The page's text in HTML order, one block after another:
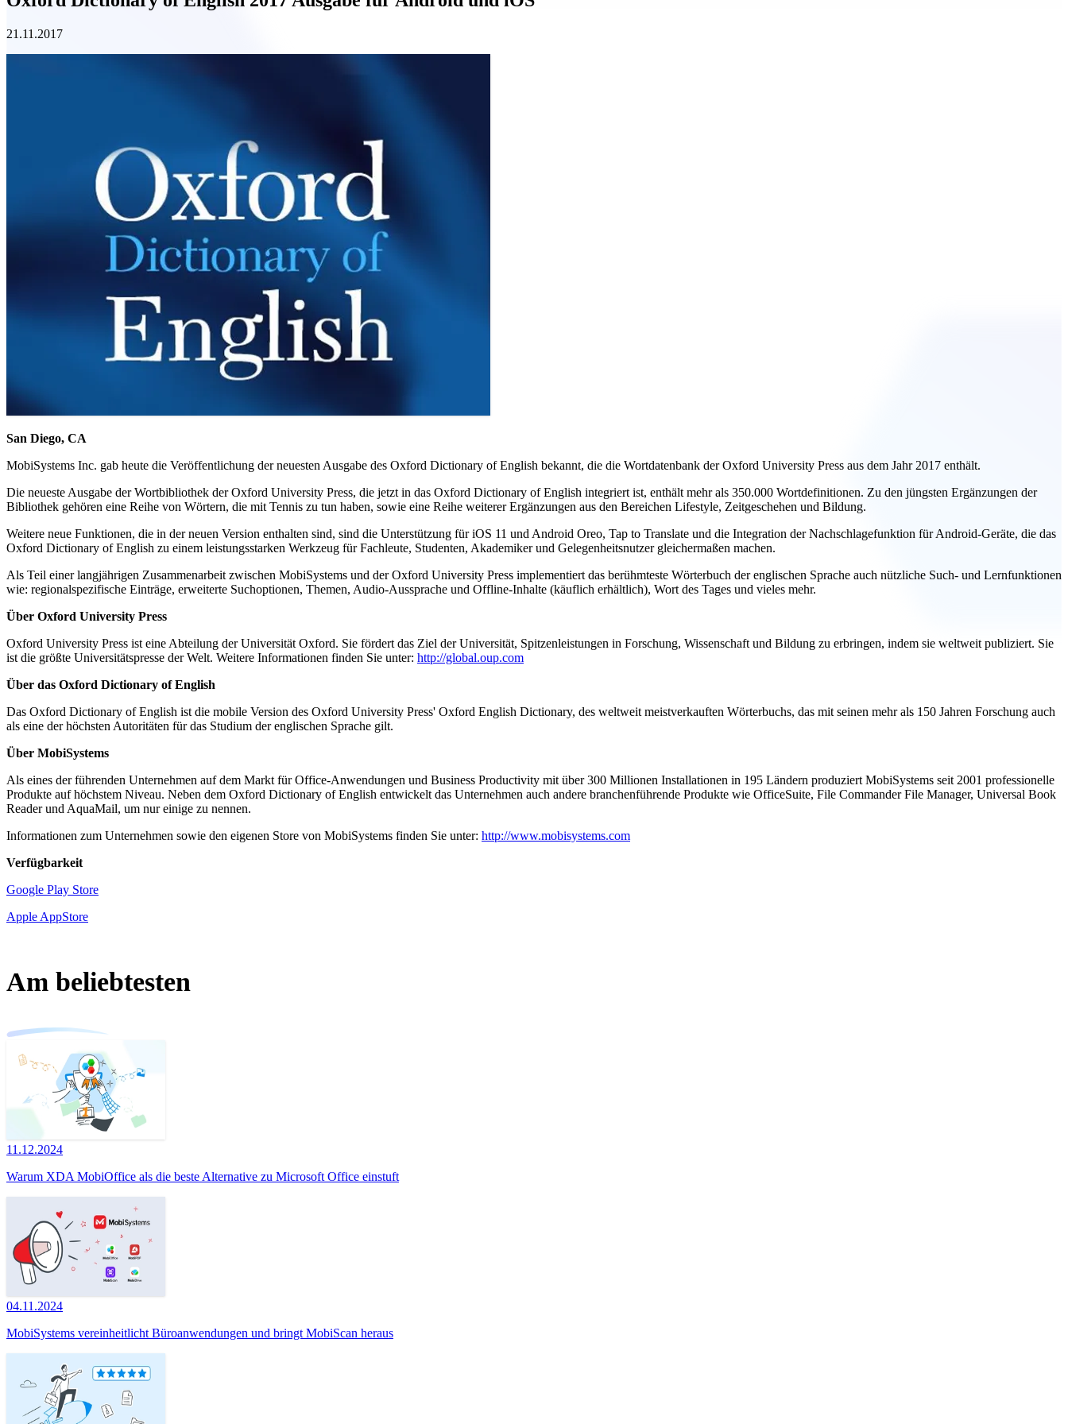
21.11.2017
San Diego, CA
MobiSystems Inc. gab heute die Veröffentlichung der neuesten Ausgabe des Oxford Dictionary of English bekannt, die die Wortdatenbank der Oxford University Press aus dem Jahr 2017 enthält.
Die neueste Ausgabe der Wortbibliothek der Oxford University Press, die jetzt in das Oxford Dictionary of English integriert ist, enthält mehr als 350.000 Wortdefinitionen. Zu den jüngsten Ergänzungen der
Bibliothek gehören eine Reihe von Wörtern, die mit Tennis zu tun haben, sowie eine Reihe weiterer Ergänzungen aus den Bereichen Lifestyle, Zeitgeschehen und Bildung.
Weitere neue Funktionen, die in der neuen Version enthalten sind, sind die Unterstützung für iOS 11 und Android Oreo, Tap to Translate und die Integration der Nachschlagefunktion für Android-Geräte, die das
Oxford Dictionary of English zu einem leistungsstarken Werkzeug für Fachleute, Studenten, Akademiker und Gelegenheitsnutzer gleichermaßen machen.
Als Teil einer langjährigen Zusammenarbeit zwischen MobiSystems und der Oxford University Press implementiert das berühmteste Wörterbuch der englischen Sprache auch nützliche Such- und Lernfunktionen
wie: regionalspezifische Einträge, erweiterte Suchoptionen, Themen, Audio-Aussprache und Offline-Inhalte (käuflich erhältlich), Wort des Tages und vieles mehr.
Über Oxford University Press
Oxford University Press ist eine Abteilung der Universität Oxford. Sie fördert das Ziel der Universität, Spitzenleistungen in Forschung, Wissenschaft und Bildung zu erbringen, indem sie weltweit publiziert. Sie
ist die größte Universitätspresse der Welt. Weitere Informationen finden Sie unter: http://global.oup.com
Über das Oxford Dictionary of English
Das Oxford Dictionary of English ist die mobile Version des Oxford University Press' Oxford English Dictionary, des weltweit meistverkauften Wörterbuchs, das mit seinen mehr als 150 Jahren Forschung auch
als eine der höchsten Autoritäten für das Studium der englischen Sprache gilt.
Über MobiSystems
Als eines der führenden Unternehmen auf dem Markt für Office-Anwendungen und Business Productivity mit über 300 Millionen Installationen in 195 Ländern produziert MobiSystems seit 2001 professionelle
Produkte auf höchstem Niveau. Neben dem Oxford Dictionary of English entwickelt das Unternehmen auch andere branchenführende Produkte wie OfficeSuite, File Commander File Manager, Universal Book
Reader und AquaMail, um nur einige zu nennen.
Informationen zum Unternehmen sowie den eigenen Store von MobiSystems finden Sie unter: http://www.mobisystems.com
Verfügbarkeit
Google Play Store
Apple AppStore
Am beliebtesten
11.12.2024
Warum XDA MobiOffice als die beste Alternative zu Microsoft Office einstuft
04.11.2024
MobiSystems vereinheitlicht Büroanwendungen und bringt MobiScan heraus